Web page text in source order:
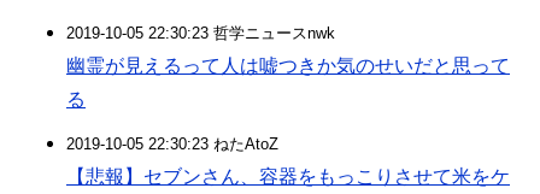
2019-10-05 22:30:23 哲学ニュースnwk
幽霊が見えるって人は嘘つきか気のせいだと思って
る
2019-10-05 22:30:23 ねたAtoZ
【悲報】セブンさん、容器をもっこりさせて米をケ